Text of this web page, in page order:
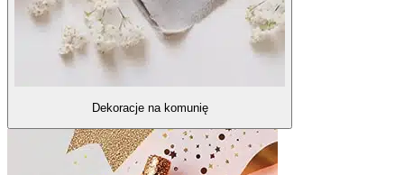
Dekoracje na komunię